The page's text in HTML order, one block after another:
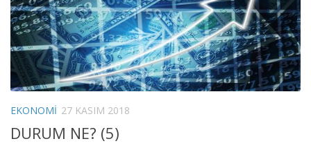
EKONOMI 27 KASIM 2018
DURUM NE? (5)